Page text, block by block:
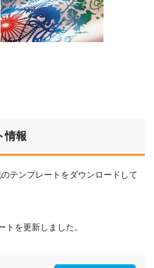
情報
テンプレートをダウンロードして
を更新しました。